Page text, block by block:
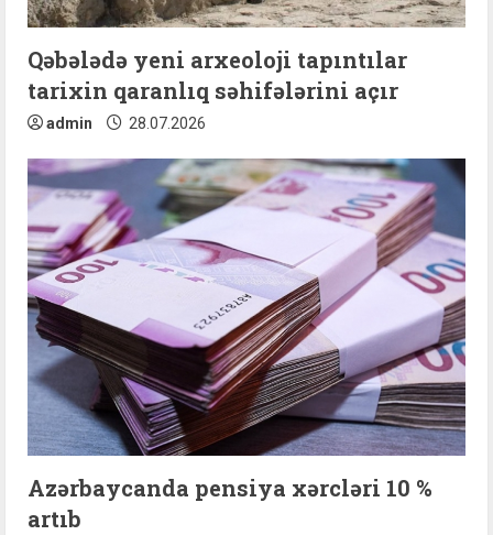
g
Qəbələdə yeni arxeoloji tapıntılar
tarixin qaranlıq səhifələrini açır
admin 28.07.2026
Azərbaycanda pensiya xərcləri 10 %
artıb